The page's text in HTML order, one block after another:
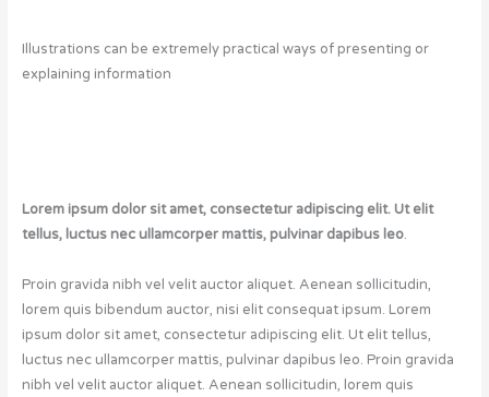
Illustrations can be extremely practical ways of presenting or
explaining information
Lorem ipsum dolor sit amet, consectetur adipiscing elit. Ut elit
tellus, luctus nec ullamcorper mattis, pulvinar dapibus leo.
Proin gravida nibh vel velit auctor aliquet. Aenean sollicitudin,
lorem quis bibendum auctor, nisi elit consequat ipsum. Lorem
ipsum dolor sit amet, consectetur adipiscing elit. Ut elit tellus,
luctus nec ullamcorper mattis, pulvinar dapibus leo. Proin gravida
nibh vel velit auctor aliquet. Aenean sollicitudin, lorem quis